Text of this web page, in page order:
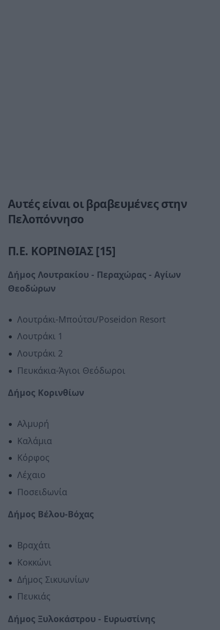
Αυτές είναι οι βραβευμένες στην
Πελοπόννησο
Π.Ε. ΚΟΡΙΝΘΙΑΣ [15]
Δήμος Λουτρακίου - Περαχώρας - Αγίων
Θεοδώρων
Λουτράκι-Μπούτσι/Poseidon Resort
Λουτράκι 1
Λουτράκι 2
Πευκάκια-Άγιοι Θεόδωροι
Δήμος Κορινθίων
Αλμυρή
Καλάμια
Κόρφος
Λέχαιο
Ποσειδωνία
Δήμος Βέλου-Βόχας
Βραχάτι
Κοκκώνι
Δήμος Σικυωνίων
Πευκιάς
Δήμος Ξυλοκάστρου - Ευρωστίνης